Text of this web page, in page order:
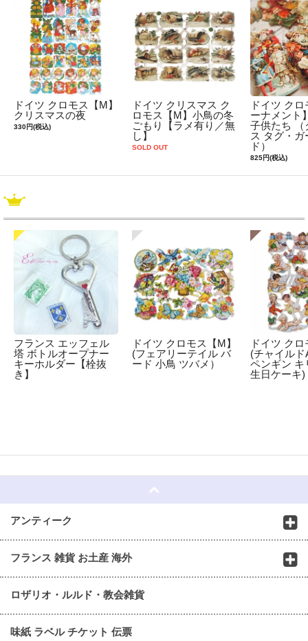
ドイツ クロモス【M】
クリスマスの夜
330円(税込)
ドイツ クリスマス ク
ロモス【M】小鳥の冬
ごもり【ラメ有り／無
し】
SOLD OUT
ドイツ ク
ーナメント
子供たち （
ス タグ・ガ
ド）
825円(税込)
フランス エッフェル
塔 ボトルオープナー
キーホルダー【栓抜
き】
ドイツ クロモス【M】
(フェアリーテイル バ
ード 小鳥 ツバメ）
ドイツ ク
(チャイルド
ペンギン キ
生日ケーキ)
アンティーク
フランス 雑貨 お土産 海外
ロザリオ・ルルド・教会雑貨
味紙 ラベル チケット 伝票